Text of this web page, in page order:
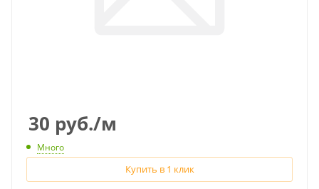
30 руб./м
Много
Купить в 1 клик